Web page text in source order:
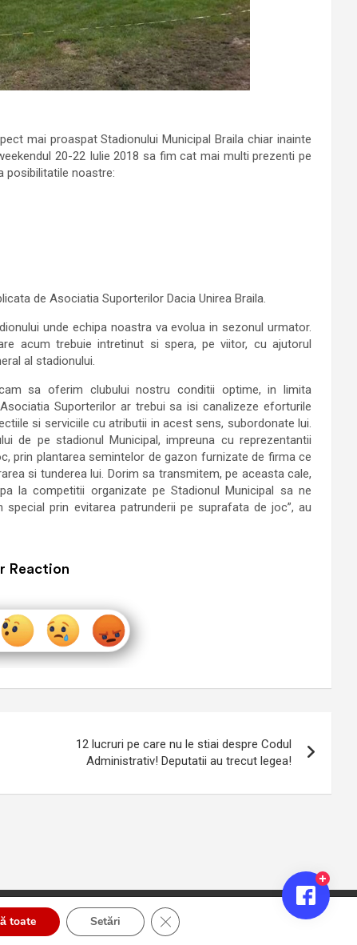
mai proaspat Stadionului Municipal Braila chiar inainte
20-22 Iulie 2018 sa fim cat mai multi prezenti pe
posibilitatile noastre:
de Asociatia Suporterilor Dacia Unirea Braila.
unde echipa noastra va evolua in sezonul urmator.
acum trebuie intretinut si spera, pe viitor, cu ajutorul
al stadionului.
sa oferim clubului nostru conditii optime, in limita
Suporterilor ar trebui sa isi canalizeze eforturile
si serviciile cu atributii in acest sens, subordonate lui.
de pe stadionul Municipal, impreuna cu reprezentantii
prin plantarea semintelor de gazon furnizate de firma ce
si tunderea lui. Dorim sa transmitem, pe aceasta cale,
la competitii organizate pe Stadionul Municipal sa ne
prin evitarea patrunderii pe suprafata de joc”, au
Reaction
12 lucruri pe care nu le stiai despre Codul
Administrativ! Deputatii au trecut legea!
toate Setări Close GDPR Cookie Banner